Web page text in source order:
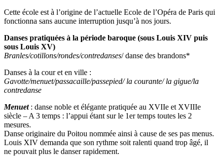
Cette école est à l’origine de l’actuelle Ecole de l’Opéra de Paris qui
fonctionna sans aucune interruption jusqu’à nos jours.
Danses pratiquées à la période baroque (sous Louis XIV puis
sous Louis XV)
Branles/cotillons/rondes/contredanses/ danse des brandons*
Danses à la cour et en ville :
Gavotte/menuet/passacaille/passepied/ la courante/ la gigue/la
contredanse
Menuet: danse noble et élégante pratiquée au XVIIe et XVIIIe
siècle – A 3 temps : l’appui étant sur le 1er temps toutes les 2
mesures.
Danse originaire du Poitou nommée ainsi à cause de ses pas menus.
Louis XIV demanda que son rythme soit ralenti quand trop âgé, il
ne pouvait plus le danser rapidement.